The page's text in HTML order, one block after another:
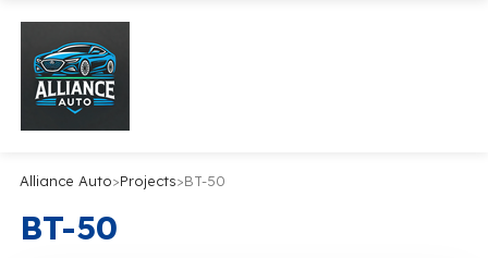
Alliance Auto>Projects>BT-50
BT-50